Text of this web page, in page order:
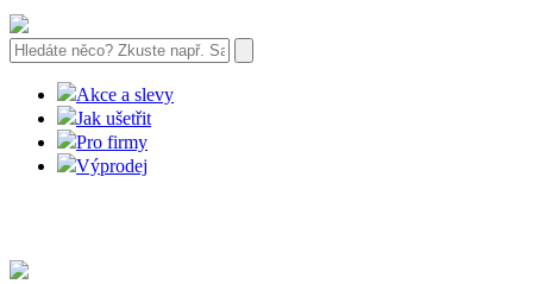
Akce a slevy
Jak ušetřit
Pro firmy
Výprodej